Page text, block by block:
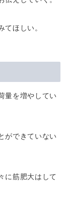
てほしい。
量を増やしてい
ができていない
に筋肥大はして